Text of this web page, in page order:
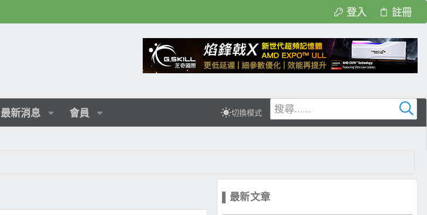
登入 註冊
最新消息 會員 切換模式
▌最新文章